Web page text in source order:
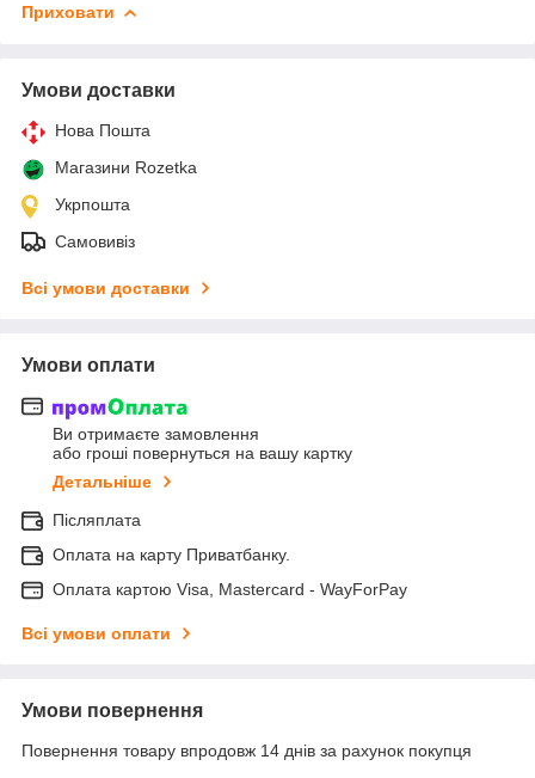
Приховати
Умови доставки
Нова Пошта
Магазини Rozetka
Укрпошта
Самовивіз
Всі умови доставки
Умови оплати
Ви отримаєте замовлення
або гроші повернуться на вашу картку
Детальніше
Післяплата
Оплата на карту Приватбанку.
Оплата картою Visa, Mastercard - WayForPay
Всі умови оплати
Умови повернення
Повернення товару впродовж 14 днів за рахунок покупця